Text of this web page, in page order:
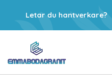
Letar du hantverkare?